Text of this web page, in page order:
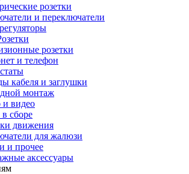
розетки
и переключатели
розетки
и телефон
кабеля и заглушки
монтаж
и видео
сборе
движения
для жалюзи
и прочее
аксессуары